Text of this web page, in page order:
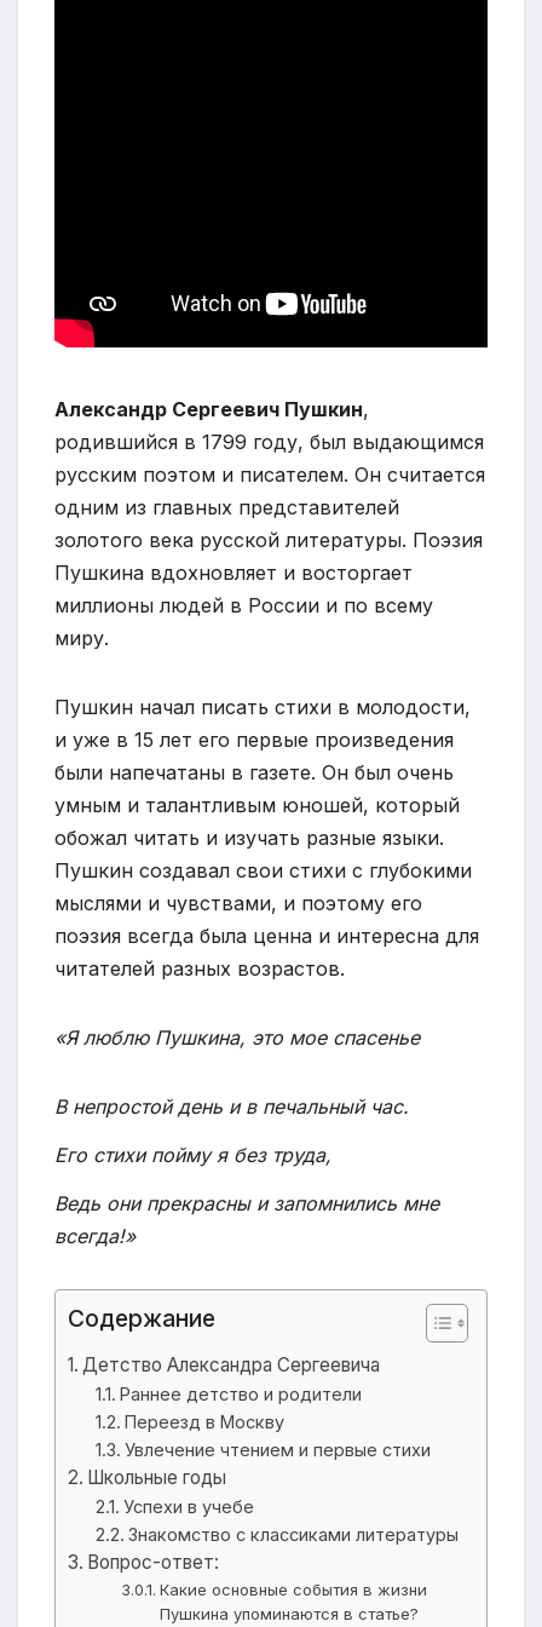
Александр Сергеевич Пушкин,
родившийся в 1799 году, был выдающимся
русским поэтом и писателем. Он считается
одним из главных представителей
золотого века русской литературы. Поэзия
Пушкина вдохновляет и восторгает
миллионы людей в России и по всему
миру.
Пушкин начал писать стихи в молодости,
и уже в 15 лет его первые произведения
были напечатаны в газете. Он был очень
умным и талантливым юношей, который
обожал читать и изучать разные языки.
Пушкин создавал свои стихи с глубокими
мыслями и чувствами, и поэтому его
поэзия всегда была ценна и интересна для
читателей разных возрастов.
«Я люблю Пушкина, это мое спасенье
В непростой день и в печальный час.
Его стихи пойму я без труда,
Ведь они прекрасны и запомнились мне
всегда!»
Содержание
Детство Александра Сергеевича
Раннее детство и родители
Переезд в Москву
Увлечение чтением и первые стихи
Школьные годы
Успехи в учебе
Знакомство с классиками литературы
Вопрос-ответ:
Какие основные события в жизни
Пушкина упоминаются в статье?